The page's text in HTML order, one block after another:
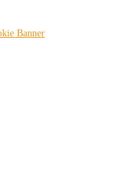
Banner